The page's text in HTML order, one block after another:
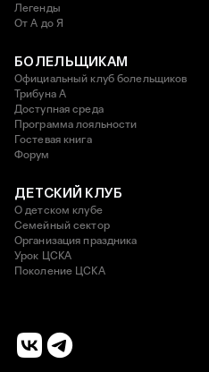
Легенды
От А до Я
БОЛЕЛЬЩИКАМ
Официальный клуб болельщиков
Трибуна А
Доступная среда
Программа лояльности
Гостевая книга
Форум
ДЕТСКИЙ КЛУБ
О детском клубе
Семейный сектор
Организация праздника
Урок ЦСКА
Поколение ЦСКА